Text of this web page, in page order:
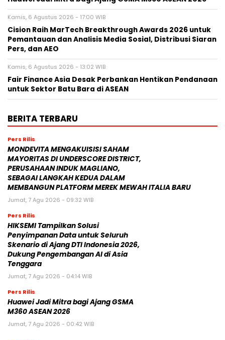
Kamis, 6 Agustus 2026 - 17:00 WIB
Cision Raih MarTech Breakthrough Awards 2026 untuk
Pemantauan dan Analisis Media Sosial, Distribusi Siaran
Pers, dan AEO
Kamis, 6 Agustus 2026 - 13:02 WIB
Fair Finance Asia Desak Perbankan Hentikan Pendanaan
untuk Sektor Batu Bara di ASEAN
BERITA TERBARU
Pers Rilis
MONDEVITA MENGAKUISISI SAHAM
MAYORITAS DI UNDERSCORE DISTRICT,
PERUSAHAAN INDUK MAGLIANO,
SEBAGAI LANGKAH KEDUA DALAM
MEMBANGUN PLATFORM MEREK MEWAH ITALIA BARU
Jumat, 7 Agu 2026 - 09:32 WIB
Pers Rilis
HIKSEMI Tampilkan Solusi
Penyimpanan Data untuk Seluruh
Skenario di Ajang DTI Indonesia 2026,
Dukung Pengembangan AI di Asia
Tenggara
Jumat, 7 Agu 2026 - 04:14 WIB
Pers Rilis
Huawei Jadi Mitra bagi Ajang GSMA
M360 ASEAN 2026
Jumat, 7 Agu 2026 - 00:42 WIB